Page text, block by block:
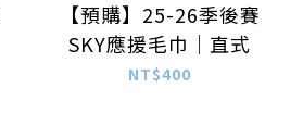
【預購】25-26季後賽
SKY應援毛巾｜直式
NT$400